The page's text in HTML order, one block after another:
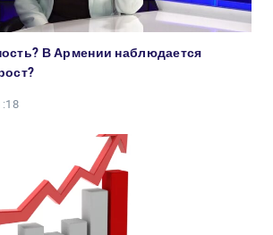
В Армении наблюдается